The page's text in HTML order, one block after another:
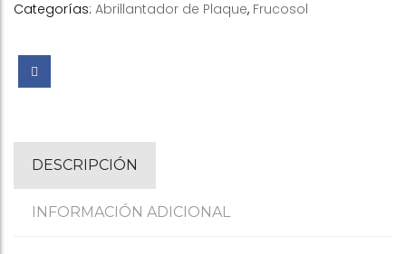
Categorías: Abrillantador de Plaque, Frucosol
DESCRIPCIÓN
INFORMACIÓN ADICIONAL